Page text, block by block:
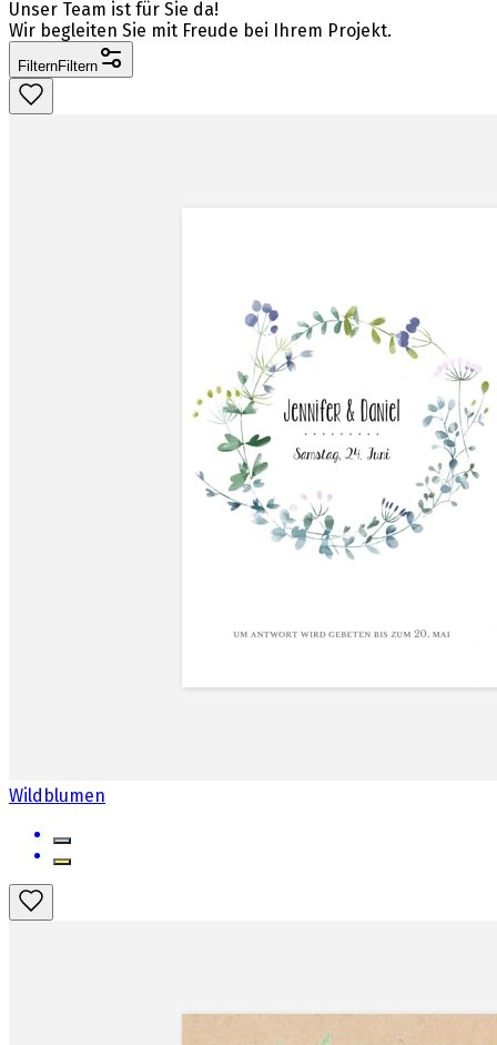
Unser Team ist für Sie da!
Wir begleiten Sie mit Freude bei Ihrem Projekt.
FilternFiltern
Wildblumen